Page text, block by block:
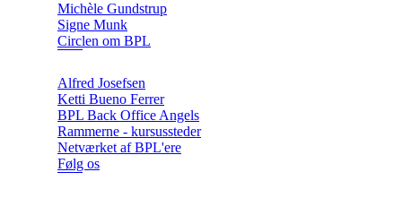
Michèle Gundstrup
Signe Munk
Circlen om BPL
Alfred Josefsen
Ketti Bueno Ferrer
BPL Back Office Angels
Rammerne - kursussteder
Netværket af BPL'ere
Følg os